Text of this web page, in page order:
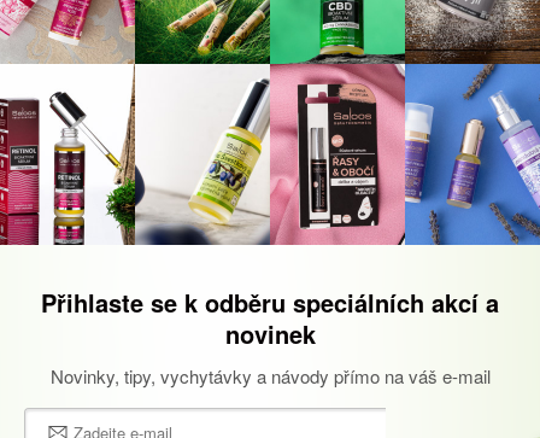
Přihlaste se k odběru speciálních akcí a
novinek
Novinky, tipy, vychytávky a návody přímo na váš e-mail